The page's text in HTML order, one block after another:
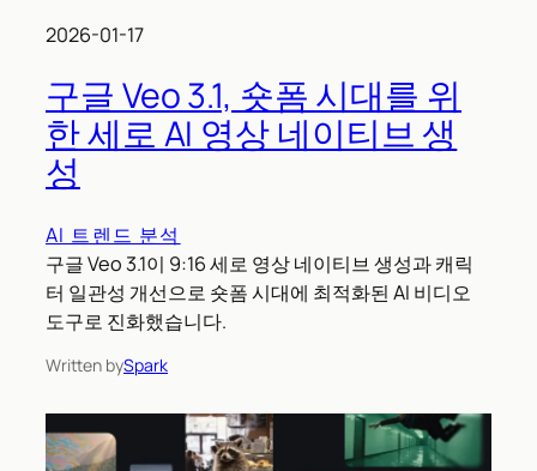
2026-01-17
구글 Veo 3.1, 숏폼 시대를 위
한 세로 AI 영상 네이티브 생
성
AI 트렌드 분석
구글 Veo 3.1이 9:16 세로 영상 네이티브 생성과 캐릭
터 일관성 개선으로 숏폼 시대에 최적화된 AI 비디오
도구로 진화했습니다.
Written bySpark